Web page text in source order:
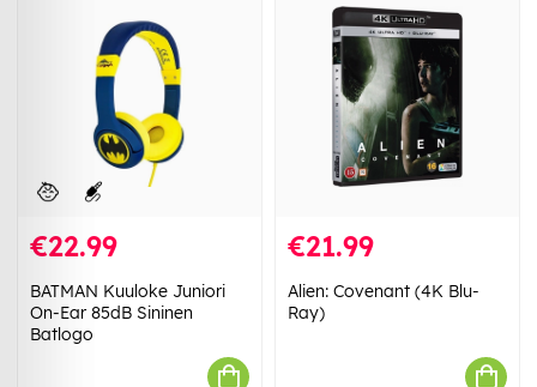
€22.99
BATMAN Kuuloke Juniori
On-Ear 85dB Sininen
Batlogo
€21.99
Alien: Covenant (4K Blu-
Ray)